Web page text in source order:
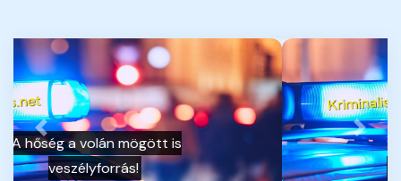
Drogügyek egy hét alatt
Previous Next